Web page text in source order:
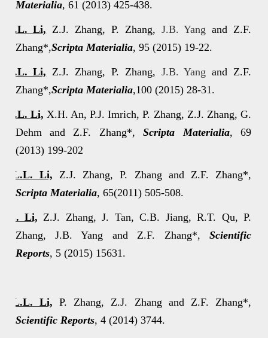
Materialia, 61 (2013) 425-438.
L.L. Li, Z.J. Zhang, P. Zhang, J.B. Yang and Z.F.
Zhang*,Scripta Materialia, 95 (2015) 19-22.
L.L. Li, Z.J. Zhang, P. Zhang, J.B. Yang and Z.F.
Zhang*,Scripta Materialia,100 (2015) 28-31.
L.L. Li, X.H. An, P.J. Imrich, P. Zhang, Z.J. Zhang, G.
Dehm andZ.F. Zhang*,Scripta Materialia, 69
(2013) 199-202
L.L. Li, Z.J. Zhang, P. Zhang and Z.F. Zhang*,
Scripta Materialia, 65(2011) 505-508.
Li, Z.J. Zhang,J. Tan, C.B. Jiang, R.T. Qu, P.
Zhang, J.B. Yang and Z.F. Zhang*,Scientific
Reports, 5 (2015) 15631.
L.L. Li, P. Zhang, Z.J. Zhang and Z.F. Zhang*,
Scientific Reports, 4 (2014) 3744.